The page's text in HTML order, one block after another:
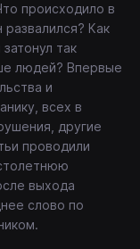
происходило в
Как
так
людей? Впервые
и
всех в
другие
проводили
выхода
слово по